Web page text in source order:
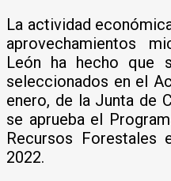
La actividad
aprovechamientos
León ha hecho que
seleccionados en el
enero, de la Junta de
se aprueba el
Recursos Forestales
2022.